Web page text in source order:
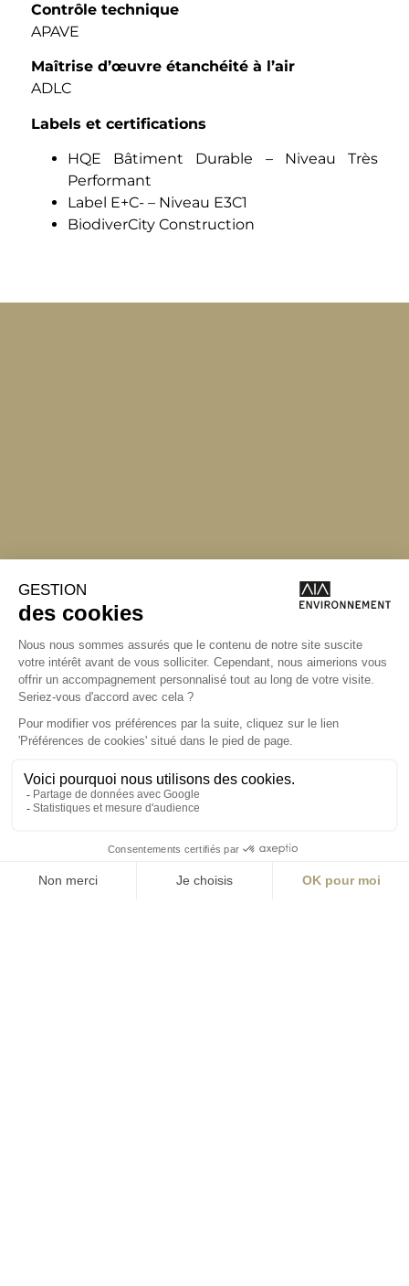
Contrôle technique
APAVE
Maîtrise d’œuvre étanchéité à l’air
ADLC
Labels et certifications
HQE Bâtiment Durable – Niveau Très
Performant
Label E+C- – Niveau E3C1
BiodiverCity Construction